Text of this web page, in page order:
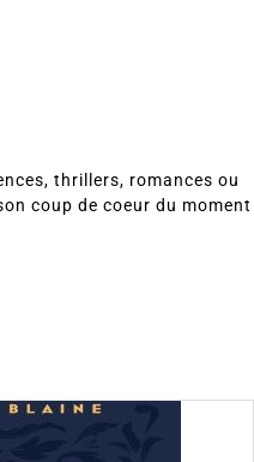
thrillers, romances ou
coup de coeur du moment